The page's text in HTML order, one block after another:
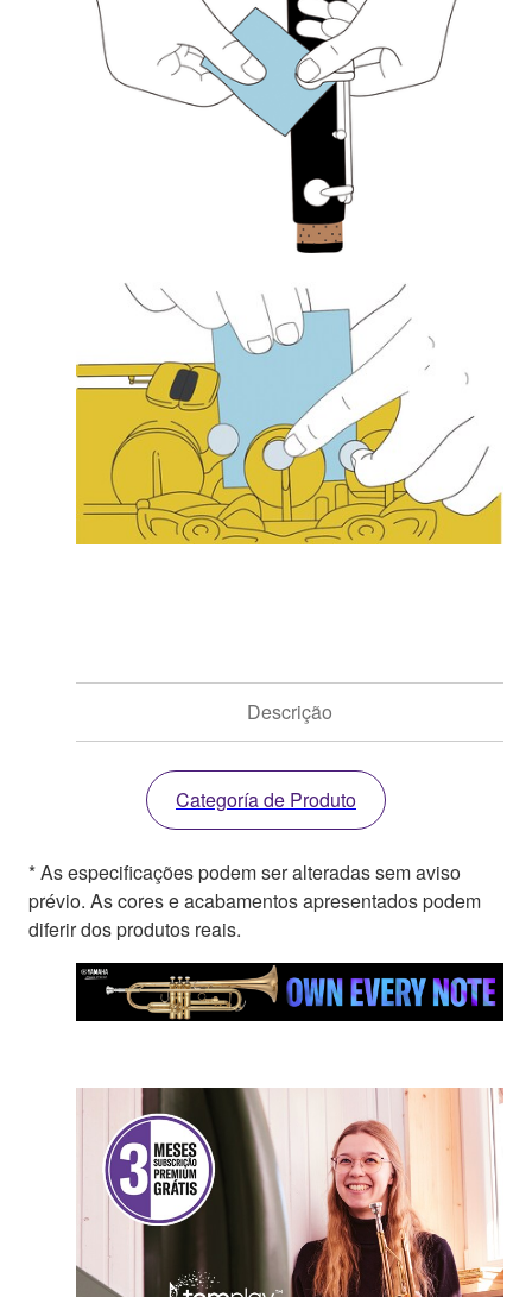
Descrição
Categoría de Produto
* As especificações podem ser alteradas sem aviso
prévio. As cores e acabamentos apresentados podem
diferir dos produtos reais.